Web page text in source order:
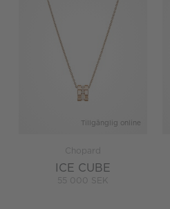
Tillgänglig online
Chopard
ICE CUBE
55 000 SEK